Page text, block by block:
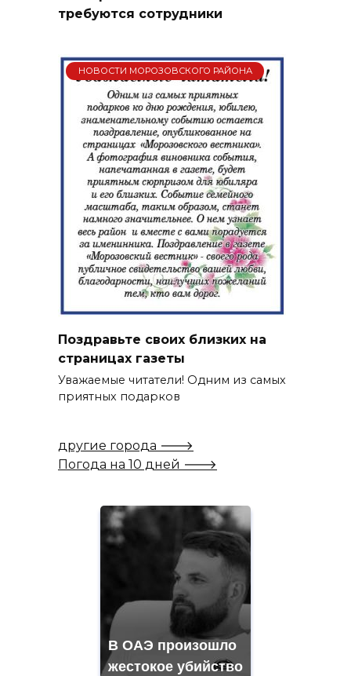
требуются сотрудники
НОВОСТИ МОРОЗОВСКОГО РАЙОНА
Поздравьте своих близких на
страницах газеты
Уважаемые читатели! Одним из самых
приятных подарков
другие города 🡒
Погода на 10 дней 🡒
В ОАЭ произошло
жестокое убийство